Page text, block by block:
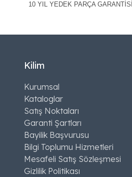
10 YIL YEDEK PARÇA GARANTİSİ
Kilim
Kurumsal
Kataloglar
Satış Noktaları
Garanti Şartları
Bayilik Başvurusu
Bilgi Toplumu Hizmetleri
Mesafeli Satış Sözleşmesi
Gizlilik Politikası